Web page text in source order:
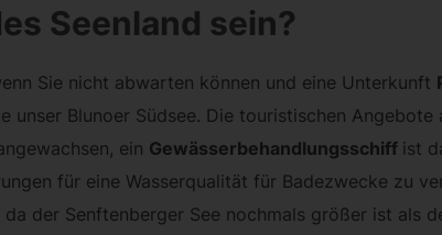
Seenland sein?
Sie nicht abwarten können und eine Unterkunft
unser Blunoer Südsee. Die touristischen Angebote
ein Gewässerbehandlungsschiff ist
für eine Wasserqualität für Badezwecke zu
da der Senftenberger See nochmals größer ist als